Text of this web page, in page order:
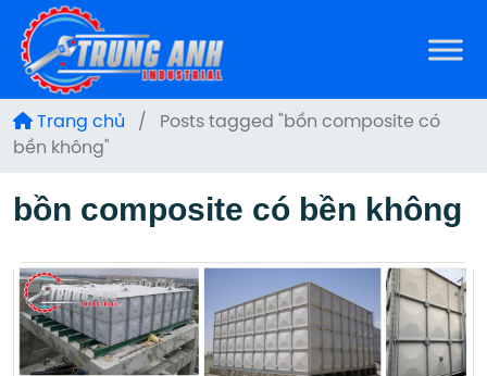
Trang chủ /
Posts tagged "bồn composite có
bền không"
bồn composite có bền không